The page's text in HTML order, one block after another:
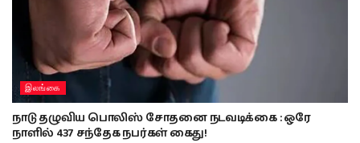
இலங்கை
நாடு தழுவிய பொலிஸ் சோதனை நடவடிக்கை : ஒரே
நாளில் 437 சந்தேக நபர்கள் கைது!